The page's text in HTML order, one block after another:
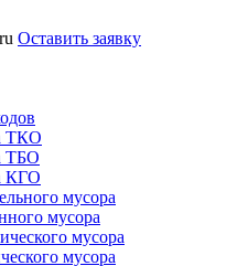
Оставить заявку
ТКО
ТБО
КГО
мусора
мусора
мусора
мусора